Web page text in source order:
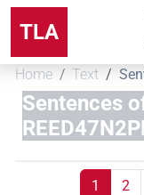
TLA
Home Text
Sentences
1 2